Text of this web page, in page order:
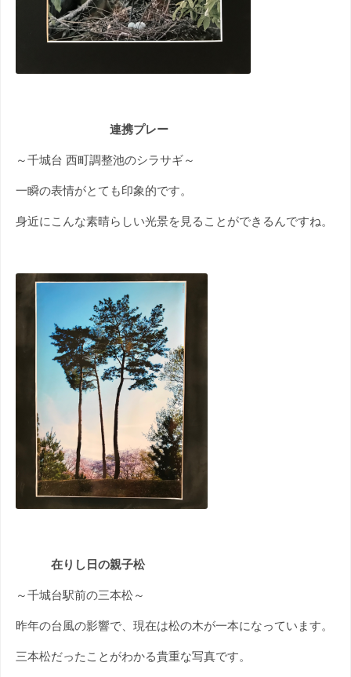
連携プレー
～千城台 西町調整池のシラサギ～
一瞬の表情がとても印象的です。
身近にこんな素晴らしい光景を見ることができるんですね。
在りし日の親子松
～千城台駅前の三本松～
昨年の台風の影響で、現在は松の木が一本になっています。
三本松だったことがわかる貴重な写真です。